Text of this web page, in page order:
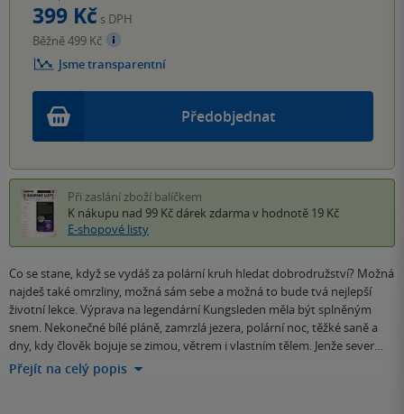
Předobjednat
399 Kč s DPH
Běžně 499 Kč
Jsme transparentní
Při zaslání zboží balíčkem
K nákupu nad 99 Kč dárek zdarma v hodnotě 19 Kč
E-shopové listy
Co se stane, když se vydáš za polární kruh hledat dobrodružství? Možná
najdeš také omrzliny, možná sám sebe a možná to bude tvá nejlepší
životní lekce. Výprava na legendární Kungsleden měla být splněným
snem. Nekonečné bílé pláně, zamrzlá jezera, polární noc, těžké saně a
dny, kdy člověk bojuje se zimou, větrem i vlastním tělem. Jenže sever…
Přejít na celý popis